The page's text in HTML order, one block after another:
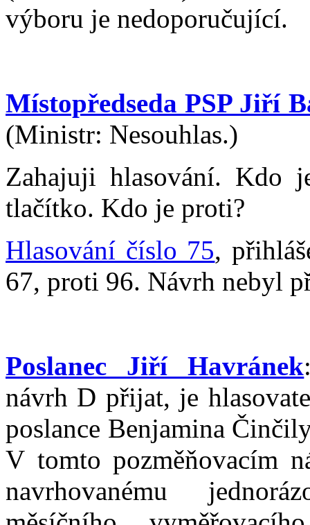
výboru je nedoporučující.
Místopředseda PSP Jiří
(Ministr: Nesouhlas.)
Zahajuji hlasování. Kdo
tlačítko. Kdo je proti?
Hlasování číslo 75,
67, proti 96. Návrh nebyl
Poslanec Jiří Havránek
návrh D přijat, je
poslance Benjamina
V tomto pozměňovacím
navrhovanému